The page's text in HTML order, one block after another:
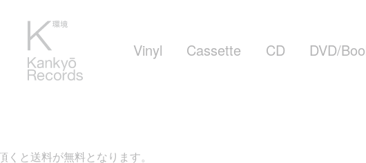
Vinyl Cassette CD DVD/
す。